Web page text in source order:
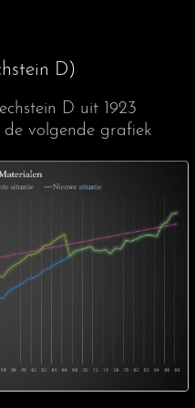
D)
D uit 1923
volgende grafiek